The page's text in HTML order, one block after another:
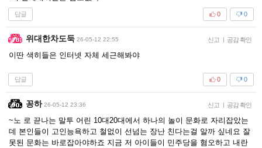
답글 0
0
위대한차도둑 26-05-12 22:55 신고 | 공감 확인
이딴 색히들은 인터넷 자체 세근해봐야
답글 0
0
꽁하 26-05-12 23:36 신고 | 공감 확인
~노 로 끋나는 말투 어린 10대20대에서 하나의 놀이 문화로 자리잡았는
데 본인들이 고인능욕하고 철없이 선넘는 장난 친다는걸 알까 싶네요 잘
못된 문화는 바로잡아야하죠 지금 저 아이들이 민주당을 혐오하고 내란